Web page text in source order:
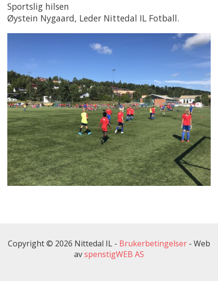
Sportslig hilsen
Øystein Nygaard, Leder Nittedal IL Fotball.
Copyright © 2026 Nittedal IL - Brukerbetingelser - Web
avspenstigWEB AS